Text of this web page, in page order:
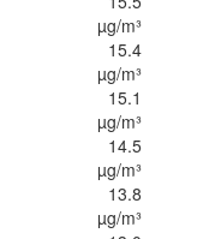
µg/m³
15.4
µg/m³
15.1
µg/m³
14.5
µg/m³
13.8
µg/m³